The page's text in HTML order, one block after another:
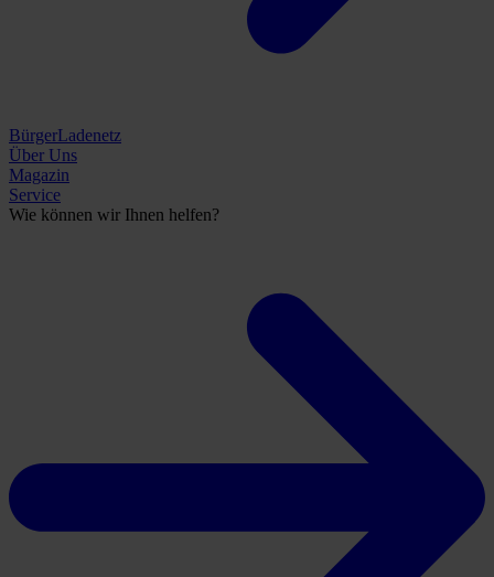
BürgerLadenetz
Über Uns
Magazin
Service
Wie können wir Ihnen helfen?